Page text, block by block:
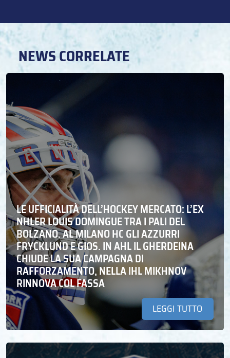
NEWS CORRELATE
LE UFFICIALITÀ DELL’HOCKEY MERCATO: L’EX
NHLER LOUIS DOMINGUE TRA I PALI DEL
BOLZANO. AL MILANO HC GLI AZZURRI
FRYCKLUND E GIOS. IN AHL IL GHERDEINA
CHIUDE LA SUA CAMPAGNA DI
RAFFORZAMENTO, NELLA IHL MIKHNOV
RINNOVA COL FASSA
LEGGI TUTTO